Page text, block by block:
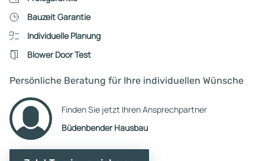
Bauzeit Garantie
Individuelle Planung
Blower Door Test
Persönliche Beratung für Ihre individuellen Wünsche
Finden Sie jetzt Ihren Ansprechpartner
Büdenbender Hausbau